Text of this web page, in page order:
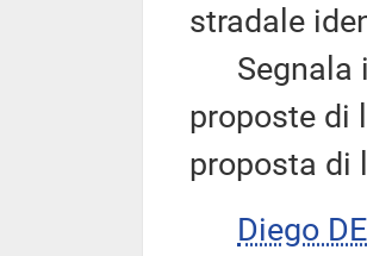
stradale
Segnala
proposte di
proposta di
Diego